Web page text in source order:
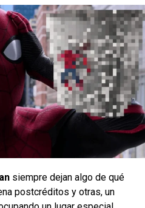
creación y agregó:
de
la esencia
máquina
MAN en forma
el propio
el colorido
siempre dejan algo de qué
postcréditos y otras, un